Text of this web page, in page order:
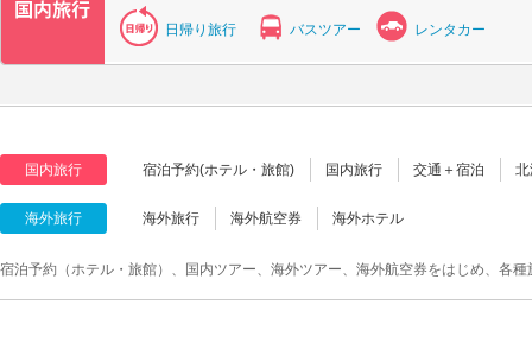
日帰り旅行 バスツアー レンタカー
国内旅行 宿泊予約(ホテル・旅館) 国内旅行 交通＋宿泊
海外旅行 海外旅行 海外航空券 海外ホテル
宿泊予約（ホテル・旅館）、国内ツアー、海外ツアー、海外航空券をはじめ、各